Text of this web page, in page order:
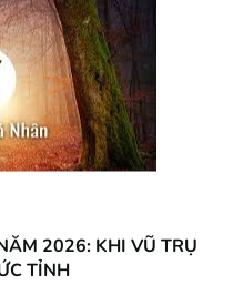
2026: KHI VŨ TRỤ
TỈNH